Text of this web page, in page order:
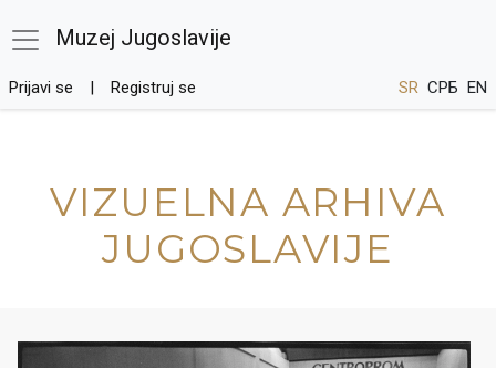
Muzej Jugoslavije
Prijavi se Registruj se SR СРБ EN
VIZUELNA ARHIVA
JUGOSLAVIJE